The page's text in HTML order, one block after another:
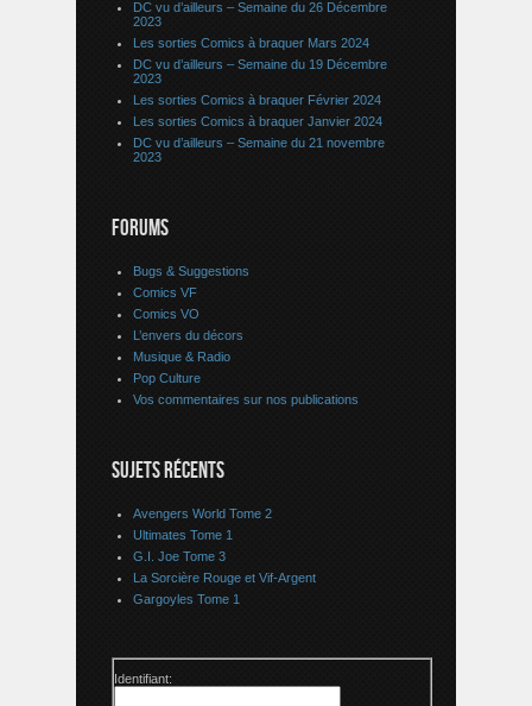
DC vu d’ailleurs – Semaine du 26 Décembre
2023
Les sorties Comics à braquer Mars 2024
DC vu d’ailleurs – Semaine du 19 Décembre
2023
Les sorties Comics à braquer Février 2024
Les sorties Comics à braquer Janvier 2024
DC vu d’ailleurs – Semaine du 21 novembre
2023
FORUMS
Bugs & Suggestions
Comics VF
Comics VO
L’envers du décors
Musique & Radio
Pop Culture
Vos commentaires sur nos publications
SUJETS RÉCENTS
Avengers World Tome 2
Ultimates Tome 1
G.I. Joe Tome 3
La Sorcière Rouge et Vif-Argent
Gargoyles Tome 1
Identifiant: